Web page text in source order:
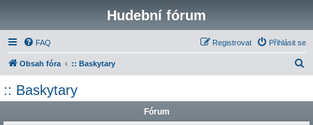
Hudební fórum
FAQ Přihlásit se
Registrovat
Obsah fóra :: Baskytary
:: Baskytary
Fórum